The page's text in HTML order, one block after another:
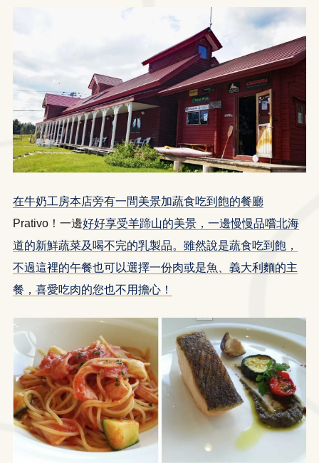
在牛奶工房本店旁有一間美景加蔬食吃到飽的餐廳
Prativo！一邊好好享受羊蹄山的美景，一邊慢慢品嚐北海
道的新鮮蔬菜及喝不完的乳製品。雖然說是蔬食吃到飽，
不過這裡的午餐也可以選擇一份肉或是魚、義大利麵的主
餐，喜愛吃肉的您也不用擔心！